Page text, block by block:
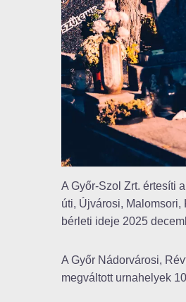
A Győr-Szol Zrt. értesíti
úti, Újvárosi,
bérleti ideje 2025
A Győr Nádorvárosi,
megváltott urnahelyek